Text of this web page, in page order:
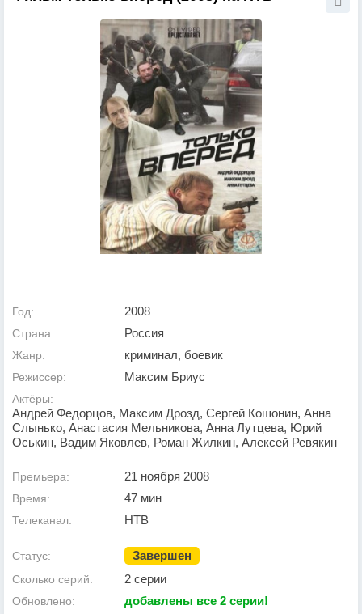
Год: 2008
Страна: Россия
Жанр: криминал, боевик
Режиссер: Максим Бриус
Актёры:
Андрей Федорцов, Максим Дрозд, Сергей Кошонин, Анна
Слынько, Анастасия Мельникова, Анна Лутцева, Юрий
Оськин, Вадим Яковлев, Роман Жилкин, Алексей Ревякин
Премьера: 21 ноября 2008
Время: 47 мин
Телеканал: НТВ
Статус: Завершен
Сколько серий: 2 серии
Обновлено: добавлены все 2 серии!